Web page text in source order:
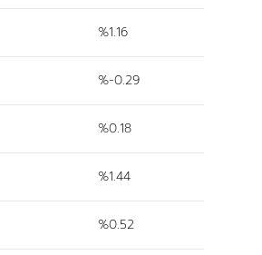
%1.16
%-0.29
%0.18
%1.44
%0.52